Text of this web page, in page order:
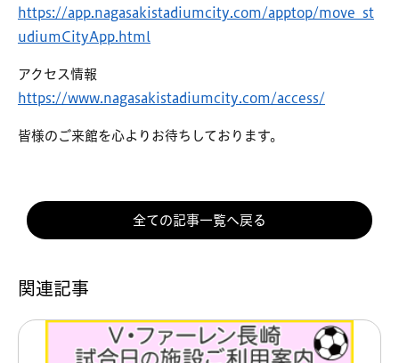
https://app.nagasakistadiumcity.com/apptop/move_st
udiumCityApp.html
アクセス情報
https://www.nagasakistadiumcity.com/access/
皆様のご来館を心よりお待ちしております。
全ての記事一覧へ戻る
関連記事